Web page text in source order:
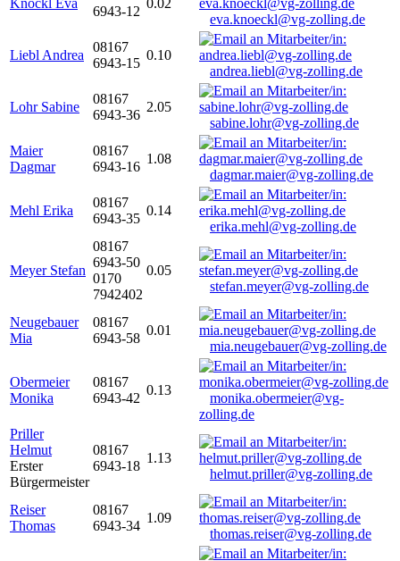
Knöckl Eva
6943-12
0.02
eva.knoeckl@vg-zolling.de
Liebl Andrea
08167
6943-15
0.10
andrea.liebl@vg-zolling.de
Lohr Sabine
08167
6943-36
2.05
sabine.lohr@vg-zolling.de
Maier
Dagmar
08167
6943-16
1.08
dagmar.maier@vg-zolling.de
Mehl Erika
08167
6943-35
0.14
erika.mehl@vg-zolling.de
Meyer Stefan
08167
6943-50
0170
7942402
0.05
stefan.meyer@vg-zolling.de
Neugebauer
Mia
08167
6943-58
0.01
mia.neugebauer@vg-zolling.de
Obermeier
Monika
08167
6943-42
0.13
monika.obermeier@vg-
zolling.de
Priller
Helmut
Erster
Bürgermeister
08167
6943-18
1.13
helmut.priller@vg-zolling.de
Reiser
Thomas
08167
6943-34
1.09
thomas.reiser@vg-zolling.de